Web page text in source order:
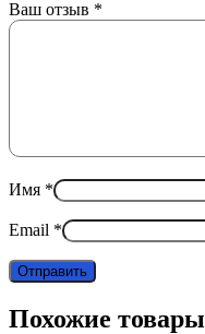
Ваш отзыв *
Имя *
Email *
Похожие товары